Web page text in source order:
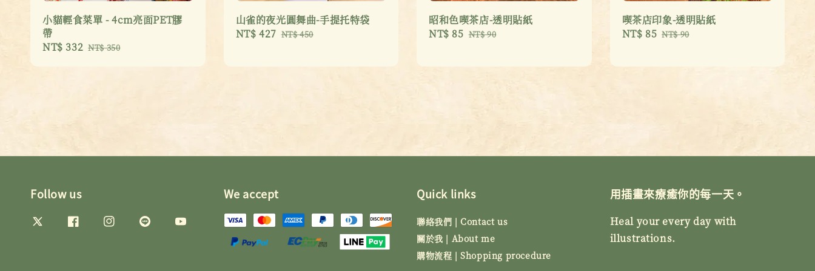
小貓輕食菜單 - 4cm亮面PET膠
帶
Sale
NT$ 332 Regular
NT$ 350
山雀的夜光圓舞曲-手提托特袋
Sale
NT$ 427 Regular
NT$ 450
昭和色喫茶店-透明貼紙
Sale
NT$ 85 Regular
NT$ 90
喫茶店印象-透明貼紙
Sale
NT$ 85 Regular
NT$ 90
Follow us We accept Quick links
聯絡我們 | Contact us
關於我 | About me
購物流程 | Shopping procedure
用插畫來療癒你的每一天。
Heal your every day with
illustrations.